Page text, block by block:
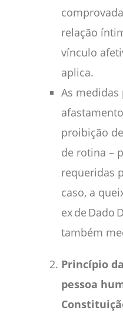
relação
vínculo
aplica.
As medidas
proibição
de rotina –
requeridas
caso, a
ex de Dado
também
Princípio
pessoa